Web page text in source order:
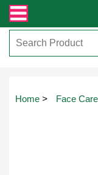
জিজ্ঞাসায় কল করুনঃ (
Home > Face Care